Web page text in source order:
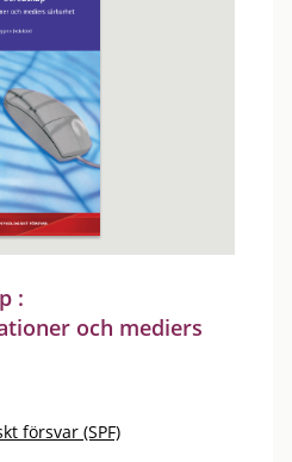
:
och mediers
försvar (SPF)